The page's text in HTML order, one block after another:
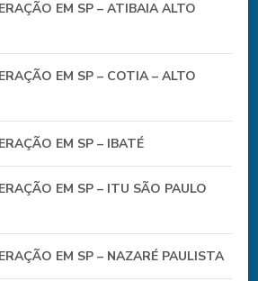
EM SP – ATIBAIA ALTO
EM SP – COTIA – ALTO
EM SP – IBATÉ
EM SP – ITU SÃO PAULO
EM SP – NAZARÉ PAULISTA